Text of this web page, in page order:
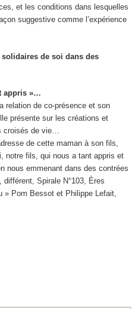
et les conditions dans lesquelles
suggestive comme l’expérience
de soi dans des
appris »…
relation de co-présence et son
présente sur les créations et
croisés de vie…
de cette maman à son fils,
notre fils, qui nous a tant appris et
nous emmenant dans des contrées
différent, Spirale N°103, Ères
» Pom Bessot et Philippe Lefait,